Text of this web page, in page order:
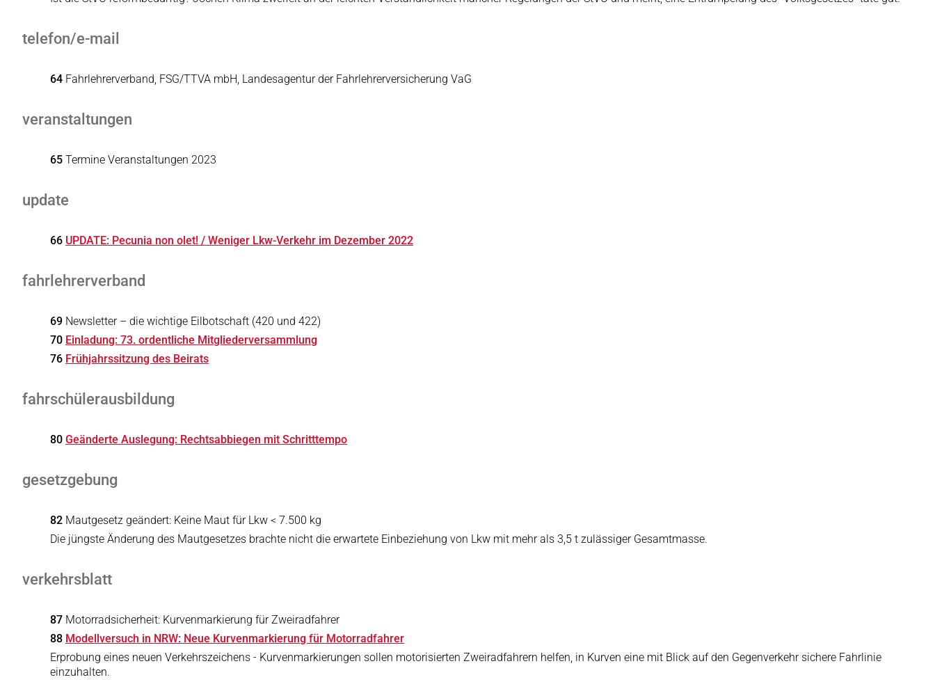
telefon/e-mail
64 Fahrlehrerverband, FSG/TTVA mbH, Landesagentur der Fahrlehrerversicherung VaG
veranstaltungen
65 Termine Veranstaltungen 2023
update
66 UPDATE: Pecunia non olet! / Weniger Lkw-Verkehr im Dezember 2022
fahrlehrerverband
69 Newsletter – die wichtige Eilbotschaft (420 und 422)
70 Einladung: 73. ordentliche Mitgliederversammlung
76 Frühjahrssitzung des Beirats
fahrschülerausbildung
80 Geänderte Auslegung: Rechtsabbiegen mit Schritttempo
gesetzgebung
82 Mautgesetz geändert: Keine Maut für Lkw < 7.500 kg
Die jüngste Änderung des Mautgesetzes brachte nicht die erwartete Einbeziehung von Lkw mit mehr als 3,5 t zulässiger Gesamtmasse.
verkehrsblatt
87 Motorradsicherheit: Kurvenmarkierung für Zweiradfahrer
88 Modellversuch in NRW: Neue Kurvenmarkierung für Motorradfahrer
Erprobung eines neuen Verkehrszeichens - Kurvenmarkierungen sollen motorisierten Zweiradfahrern helfen, in Kurven eine mit Blick auf den Gegenverkehr sichere Fahrlinie
einzuhalten.